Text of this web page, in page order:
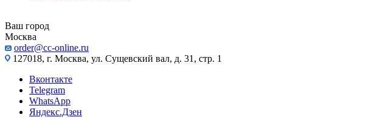
Ваш город
Москва
order@cc-online.ru
127018, г. Москва, ул. Сущевский вал, д. 31, стр. 1
Вконтакте
Telegram
WhatsApp
Яндекс.Дзен